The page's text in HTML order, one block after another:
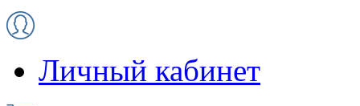
Личный кабинет